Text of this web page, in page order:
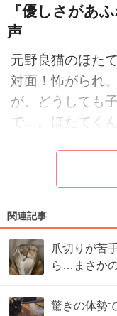
『優しさがあ
声
元野良猫のほた
対面！怖がられ
が、どうしても
で…。ほたてく
関連記事
爪切りが苦
ら…まさか
驚きの体勢